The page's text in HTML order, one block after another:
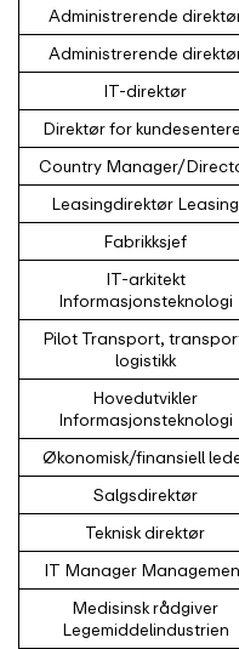
Administrerende
Administrerende
IT-direktør
Direktør for
Country Manager/
Leasingdirektør Leasing
Fabrikksjef
IT-arkitekt
Informasjonsteknologi
Pilot Transport,
logistikk
Hovedutvikler
Informasjonsteknologi
Økonomisk/finansiell
Salgsdirektør
Teknisk direktør
IT Manager
Medisinsk rådgiver
Legemiddelindustrien